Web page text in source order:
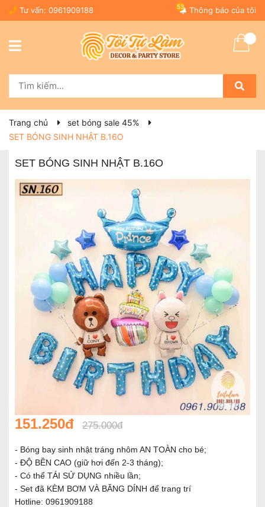
Tư vấn: 0961909188 Thông báo của tôi
53
Trang chủ
set bóng sale 45%
SET BÓNG SINH NHẬT B.16O
SET BÓNG SINH NHẬT B.16O
151.250đ 275.000đ
- Bóng bay sinh nhật tráng nhôm AN TOÀN cho bé;
- ĐỘ BỀN CAO (giữ hơi đến 2-3 tháng);
- Có thể TÁI SỬ DỤNG nhiều lần;
- Set đã KÈM BƠM VÀ BĂNG DÍNH để trang trí
Hotline: 0961909188